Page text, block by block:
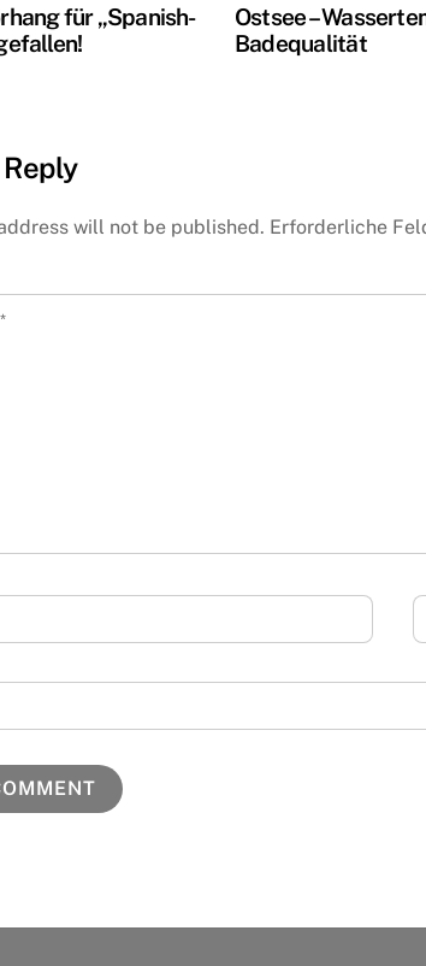
für „Spanish-
Ostsee –
Badequalität
will not be published. Erforderliche
*